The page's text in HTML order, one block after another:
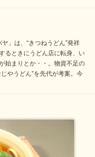
」は、“きつねうどん”発祥
るときにうどん店に転身、い
始まりとか・・。物資不足の
やうどん”を先代が考案。今